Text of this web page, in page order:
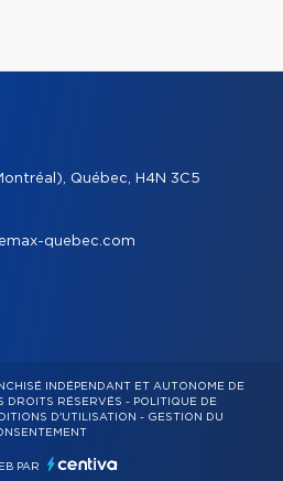
Québec, H4N 3C5
quebec.com
INDÉPENDANT ET AUTONOME DE
DROITS RÉSERVÉS - POLITIQUE DE
D'UTILISATION - GESTION DU
PAR